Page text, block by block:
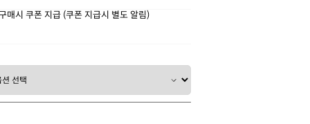
매시 쿠폰 지급 (쿠폰 지급시 별도 알림)